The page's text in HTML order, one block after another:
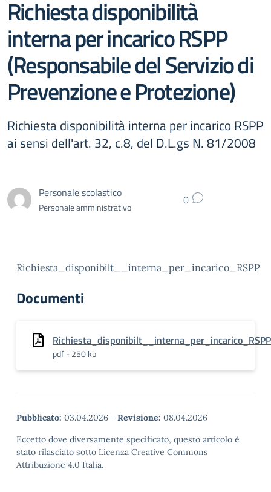
Richiesta disponibilità
interna per incarico RSPP
(Responsabile del Servizio di
Prevenzione e Protezione)
Richiesta disponibilità interna per incarico RSPP
ai sensi dell'art. 32, c.8, del D.L.gs N. 81/2008
Personale scolastico
Personale amministrativo 0
Richiesta_disponibilt__interna_per_incarico_RSPP
Documenti
Richiesta_disponibilt__interna_per_incarico_RSPP
pdf - 250 kb
Pubblicato: 03.04.2026 - Revisione: 08.04.2026
Eccetto dove diversamente specificato, questo articolo è
stato rilasciato sotto Licenza Creative Commons
Attribuzione 4.0 Italia.